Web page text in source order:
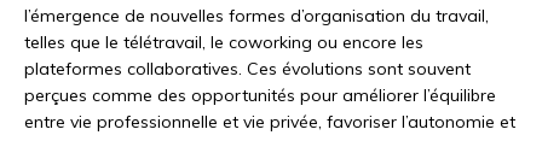
l’émergence de nouvelles formes d’organisation du travail,
telles que le télétravail, le coworking ou encore les
plateformes collaboratives. Ces évolutions sont souvent
perçues comme des opportunités pour améliorer l’équilibre
entre vie professionnelle et vie privée, favoriser l’autonomie et